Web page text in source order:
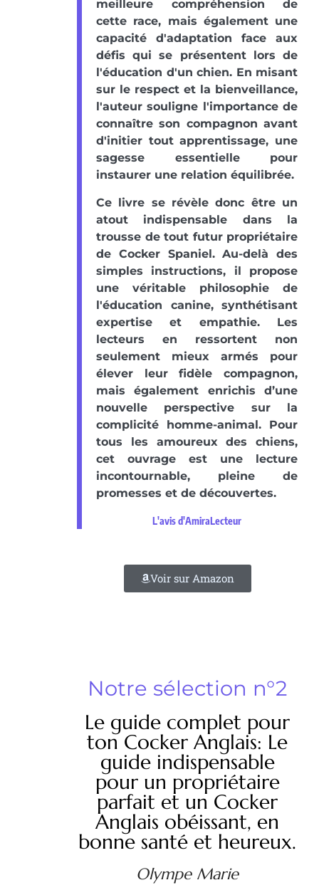
meilleure compréhension de
cette race, mais également une
capacité d'adaptation face aux
défis qui se présentent lors de
l'éducation d'un chien. En misant
sur le respect et la bienveillance,
l'auteur souligne l'importance de
connaître son compagnon avant
d'initier tout apprentissage, une
sagesse essentielle pour
instaurer une relation équilibrée.
Ce livre se révèle donc être un
atout indispensable dans la
trousse de tout futur propriétaire
de Cocker Spaniel. Au-delà des
simples instructions, il propose
une véritable philosophie de
l'éducation canine, synthétisant
expertise et empathie. Les
lecteurs en ressortent non
seulement mieux armés pour
élever leur fidèle compagnon,
mais également enrichis d’une
nouvelle perspective sur la
complicité homme-animal. Pour
tous les amoureux des chiens,
cet ouvrage est une lecture
incontournable, pleine de
promesses et de découvertes.
L'avis d'AmiraLecteur
Voir sur Amazon
Notre sélection n°2
Le guide complet pour
ton Cocker Anglais: Le
guide indispensable
pour un propriétaire
parfait et un Cocker
Anglais obéissant, en
bonne santé et heureux.
Olympe Marie